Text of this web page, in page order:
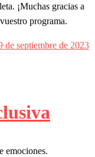
¡Muchas gracias a
programa.
de septiembre de 2023
emociones.